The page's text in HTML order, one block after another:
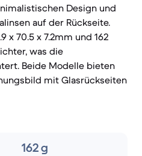
Design und
auf der Rückseite.
x 70.5 x 7.2mm und 162
was die
Beide Modelle bieten
mit Glasrückseiten
162 g